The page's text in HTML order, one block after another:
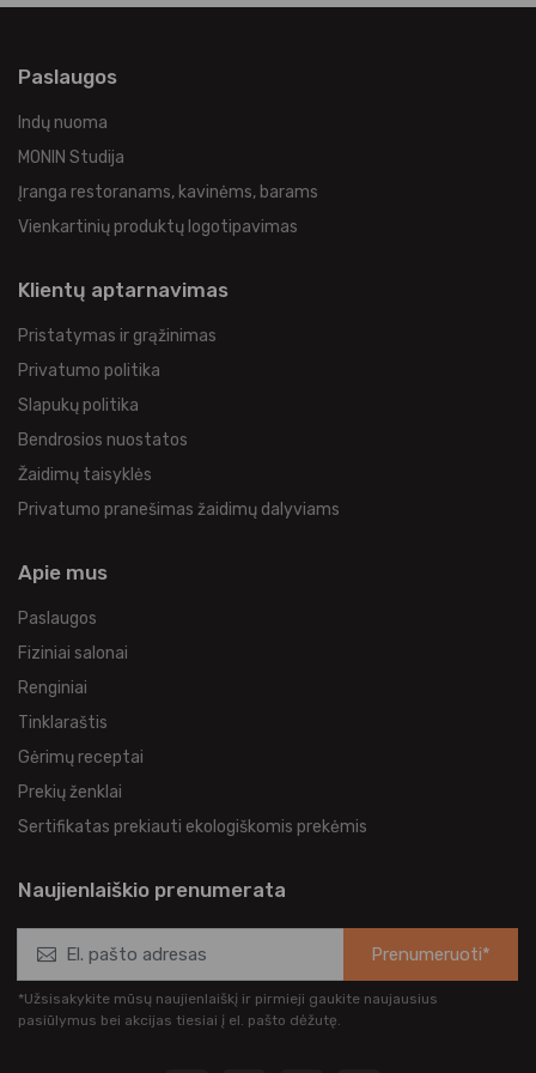
Paslaugos
Indų nuoma
MONIN Studija
Įranga restoranams, kavinėms, barams
Vienkartinių produktų logotipavimas
Klientų aptarnavimas
Pristatymas ir grąžinimas
Privatumo politika
Slapukų politika
Bendrosios nuostatos
Žaidimų taisyklės
Privatumo pranešimas žaidimų dalyviams
Apie mus
Paslaugos
Fiziniai salonai
Renginiai
Tinklaraštis
Gėrimų receptai
Prekių ženklai
Sertifikatas prekiauti ekologiškomis prekėmis
Naujienlaiškio prenumerata
Prenumeruoti*
*Užsisakykite mūsų naujienlaiškį ir pirmieji gaukite naujausius
pasiūlymus bei akcijas tiesiai į el. pašto dėžutę.